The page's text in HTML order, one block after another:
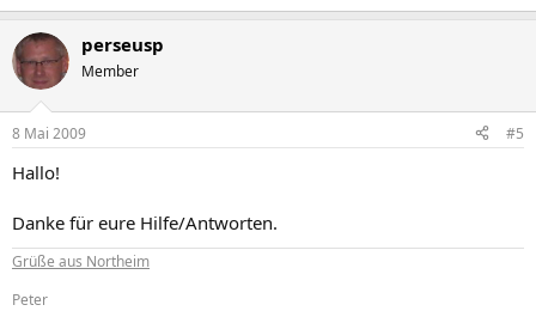
perseusp
Member
8 Mai 2009 #5
Hallo!
Danke für eure Hilfe/Antworten.
Grüße aus Northeim
Peter